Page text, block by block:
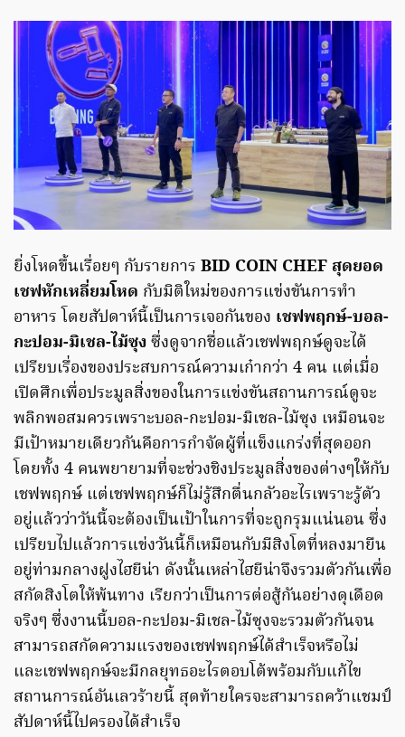
ยิ่งโหดขึ้นเรื่อยๆ กับรายการ BID COIN CHEF สุดยอด
เชฟหักเหลี่ยมโหด กับมิติใหม่ของการแข่งขันการทำ
อาหาร โดยสัปดาห์นี้เป็นการเจอกันของ เชฟพฤกษ์-บอล-
กะปอม-มิเชล-ไม้ซุงซึ่งดูจากชื่อแล้วเชฟพฤกษ์ดูจะได้
เปรียบเรื่องของประสบการณ์ความเก๋ากว่า 4 คน แต่เมื่อ
เปิดศึกเพื่อประมูลสิ่งของในการแข่งขันสถานการณ์ดูจะ
พลิกพอสมควรเพราะบอล-กะปอม-มิเชล-ไม้ซุง เหมือนจะ
มีเป้าหมายเดียวกันคือการกำจัดผู้ที่แข็งแกร่งที่สุดออก
โดยทั้ง 4 คนพยายามที่จะช่วงชิงประมูลสิ่งของต่างๆให้กับ
เชฟพฤกษ์ แต่เชฟพฤกษ์ก็ไม่รู้สึกตื่นกลัวอะไรเพราะรู้ตัว
อยู่แล้วว่าวันนี้จะต้องเป็นเป้าในการที่จะถูกรุมแน่นอน ซึ่ง
เปรียบไปแล้วการแข่งวันนี้ก็เหมือนกับมีสิงโตที่หลงมายืน
อยู่ท่ามกลางฝูงไฮยีน่า ดังนั้นเหล่าไฮยีน่าจึงรวมตัวกันเพื่อ
สกัดสิงโตให้พ้นทาง เรียกว่าเป็นการต่อสู้กันอย่างดุเดือด
จริงๆ ซึ่งงานนี้บอล-กะปอม-มิเชล-ไม้ซุงจะรวมตัวกันจน
สามารถสกัดความแรงของเชฟพฤกษ์ได้สำเร็จหรือไม่
และเชฟพฤกษ์จะมีกลยุทธอะไรตอบโต้พร้อมกับแก้ไข
สถานการณ์อันเลวร้ายนี้ สุดท้ายใครจะสามารถคว้าแชมป์
สัปดาห์นี้ไปครองได้สำเร็จ